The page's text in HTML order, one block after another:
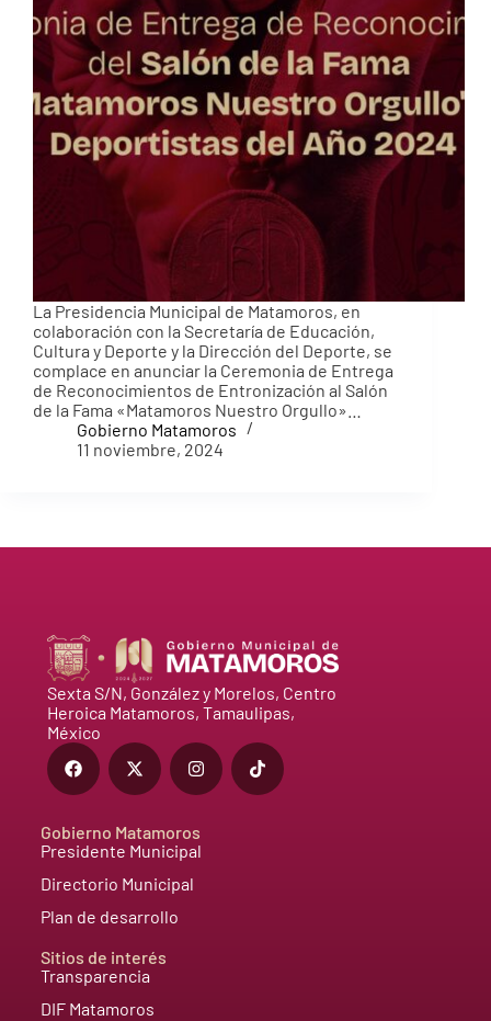
La Presidencia Municipal de Matamoros, en
colaboración con la Secretaría de Educación,
Cultura y Deporte y la Dirección del Deporte, se
complace en anunciar la Ceremonia de Entrega
de Reconocimientos de Entronización al Salón
de la Fama «Matamoros Nuestro Orgullo»…
Gobierno Matamoros
11 noviembre, 2024
Sexta S/N, González y Morelos, Centro
Heroica Matamoros, Tamaulipas,
México
Gobierno Matamoros
Presidente Municipal
Directorio Municipal
Plan de desarrollo
Sitios de interés
Transparencia
DIF Matamoros